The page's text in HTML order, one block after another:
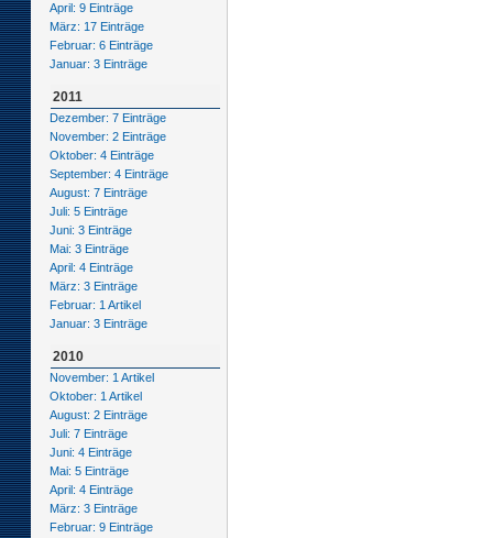
April: 9 Einträge
März: 17 Einträge
Februar: 6 Einträge
Januar: 3 Einträge
2011
Dezember: 7 Einträge
November: 2 Einträge
Oktober: 4 Einträge
September: 4 Einträge
August: 7 Einträge
Juli: 5 Einträge
Juni: 3 Einträge
Mai: 3 Einträge
April: 4 Einträge
März: 3 Einträge
Februar: 1 Artikel
Januar: 3 Einträge
2010
November: 1 Artikel
Oktober: 1 Artikel
August: 2 Einträge
Juli: 7 Einträge
Juni: 4 Einträge
Mai: 5 Einträge
April: 4 Einträge
März: 3 Einträge
Februar: 9 Einträge